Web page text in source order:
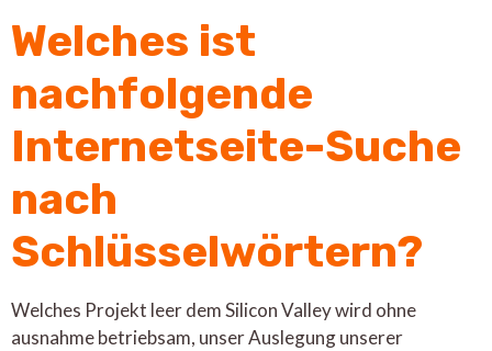
Welches ist
nachfolgende
Internetseite-Suche
nach
Schlüsselwörtern?
Welches Projekt leer dem Silicon Valley wird ohne
ausnahme betriebsam, unser Auslegung unserer